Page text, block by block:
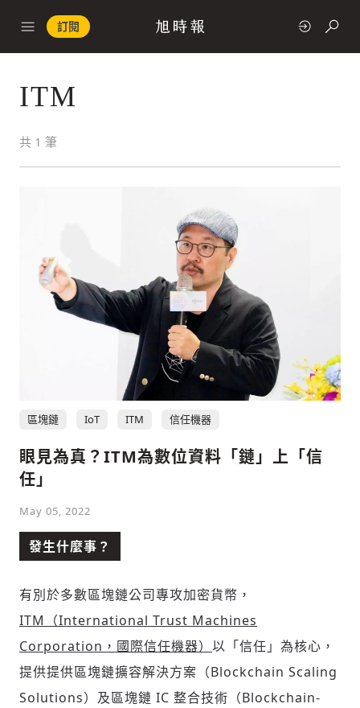
訂閱
經濟
科技
社會
ITM
共 1 筆
區塊鏈 IoT ITM 信任機器
眼見為真？ITM為數位資料「鏈」上「信
任」
May 05, 2022
發生什麼事？
有別於多數區塊鏈公司專攻加密貨幣，
ITM（International Trust Machines
Corporation，國際信任機器） 以「信任」為核心，
提供提供區塊鏈擴容解決方案（Blockchain Scaling
Solutions）及區塊鏈 IC 整合技術（Blockchain-